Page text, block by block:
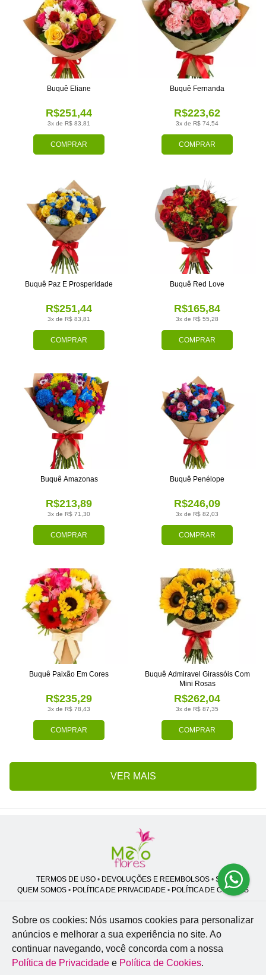
COMPRAR
3x de R$ 83,81
R$251,44
Buquê Eliane
COMPRAR
3x de R$ 74,54
R$223,62
Buquê Fernanda
COMPRAR
3x de R$ 83,81
R$251,44
Buquê Paz E Prosperidade
COMPRAR
3x de R$ 55,28
R$165,84
Buquê Red Love
COMPRAR
3x de R$ 71,30
R$213,89
Buquê Amazonas
COMPRAR
3x de R$ 82,03
R$246,09
Buquê Penélope
COMPRAR
3x de R$ 78,43
R$235,29
Buquê Paixão Em Cores
COMPRAR
3x de R$ 87,35
R$262,04
Buquê Admiravel Girassóis Com
Mini Rosas
VER MAIS
TERMOS DE USO• DEVOLUÇÕES E REEMBOLSOS• SAC
QUEM SOMOS • POLÍTICA DE PRIVACIDADE • POLÍTICA DE COOKIES
Melo Flores | CNPJ: 27.662.413/0001-98
Professor José Lourenço - Travessa cinco, 27 - Vila Zat - São Paulo - SP -
02.977-020
Sobre os cookies: Nós usamos cookies para personalizar
anúncios e melhorar a sua experiência no site. Ao
continuar navegando, você concorda com a nossa
Política de Privacidade e Política de Cookies.